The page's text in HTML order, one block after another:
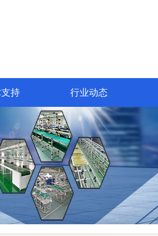
持 行业动态